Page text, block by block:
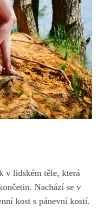
v lidském těle, která
Nachází​ se v
kost ⁤s pánevní kostí.